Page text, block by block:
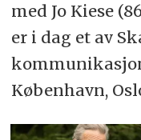
med Jo Kiese
er i dag et av
København,